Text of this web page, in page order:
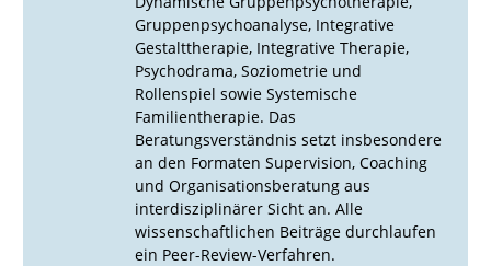
Gruppenpsychoanalyse, Integrative
Gestalttherapie, Integrative Therapie,
Psychodrama, Soziometrie und
Rollenspiel sowie Systemische
Familientherapie. Das
Beratungsverständnis setzt insbesondere
an den Formaten Supervision, Coaching
und Organisationsberatung aus
interdisziplinärer Sicht an. Alle
wissenschaftlichen Beiträge durchlaufen
ein Peer-Review-Verfahren.